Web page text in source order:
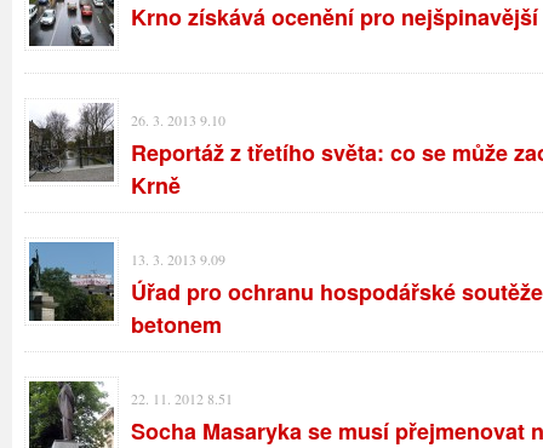
Krno získává ocenění pro
26. 3. 2013 9.10
Reportáž z třetího světa: co se může
Krně
13. 3. 2013 9.09
Úřad pro ochranu hospodářské
betonem
22. 11. 2012 8.51
Socha Masaryka se musí přejmenovat